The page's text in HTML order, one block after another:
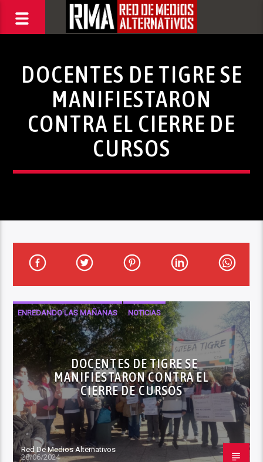
DOCENTES DE TIGRE SE
MANIFIESTARON
CONTRA EL CIERRE DE
CURSOS
ENREDANDO LAS MAÑANAS NOTICIAS
DOCENTES DE TIGRE SE
MANIFIESTARON CONTRA EL
CIERRE DE CURSOS
Red De Medios Alternativos
28/06/2024